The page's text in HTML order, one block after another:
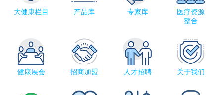
大健康栏目 产品库 专家库
医疗资源
整合
健康展会 招商加盟 人才招聘 关于我们